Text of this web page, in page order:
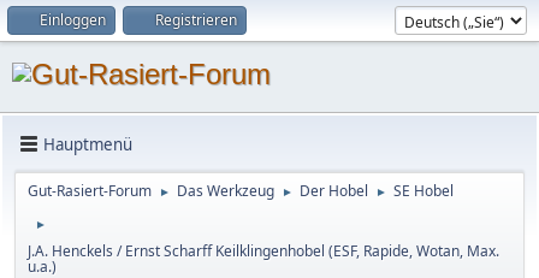
Einloggen Registrieren
Hauptmenü
Gut-Rasiert-Forum ► Das Werkzeug ► Der Hobel ► SE Hobel
►
J.A. Henckels / Ernst Scharff Keilklingenhobel (ESF, Rapide, Wotan, Max.
u.a.)